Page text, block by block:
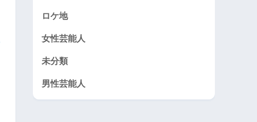
ロケ地
女性芸能人
未分類
男性芸能人